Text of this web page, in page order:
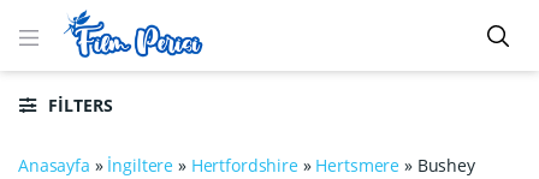
FILTERS
Anasayfa » İngiltere » Hertfordshire» Hertsmere » Bushey